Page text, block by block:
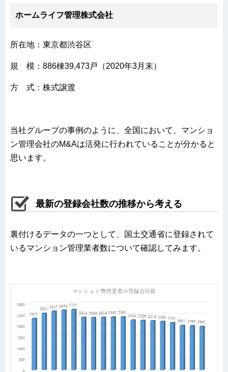
ホームライフ管理株式会社
所在地：東京都渋谷区
規 模：886棟39,473戸（2020年3月末）
方 式：株式譲渡
当社グループの事例のように、全国において、マンショ
ン管理会社のM&Aは活発に行われていることが分かると
思います。
最新の登録会社数の推移から考える
裏付けるデータの一つとして、国土交通省に登録されて
いるマンション管理業者数について確認してみます。